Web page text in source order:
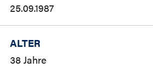
25.09.1987
ALTER
38 Jahre